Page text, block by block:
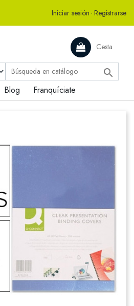
Iniciar sesión · Registrarse
Cesta

Blog Franquíciate